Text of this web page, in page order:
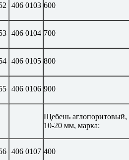
406 0103 600
406 0104 700
406 0105 800
406 0106 900
Щебень аглопоритовый,
10-20 мм, марка:
406 0107 400